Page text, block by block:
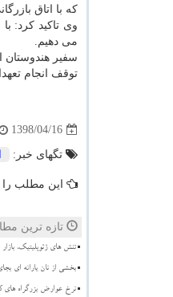
كه با اتاق
وی تاكید كرد:
می دهیم.
سفیر هندوستان
توقف انجام
1398/04/16
تگهای خبر:
این مطلب
تازه ترین
تنش های ژئوپلیتیک،
بخشی از نان یارانه ای
نرخ عوارض بزرگراه های کشور در سال ۱۴۰۵